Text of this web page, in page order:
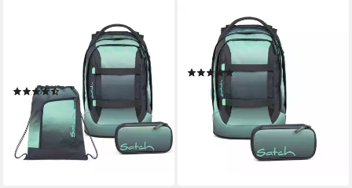
Schulrucksack Pack (3tlg., inkl.
Schlamperbox und
(21)
169,99 € UVP189,97 €
-11%
lieferbar - in 2-3 Werktagen bei dir
Schulrucksack Pack (2tlg., inkl.
Schlamperbox)
(10)
144,99 € 164,98 €
lieferbar - in 2-3 Werktagen bei dir